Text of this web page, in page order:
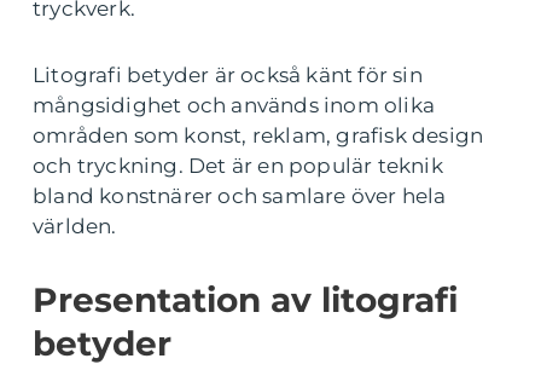
tryckverk.
Litografi betyder är också känt för sin
mångsidighet och används inom olika
områden som konst, reklam, grafisk design
och tryckning. Det är en populär teknik
bland konstnärer och samlare över hela
världen.
Presentation av litografi
betyder